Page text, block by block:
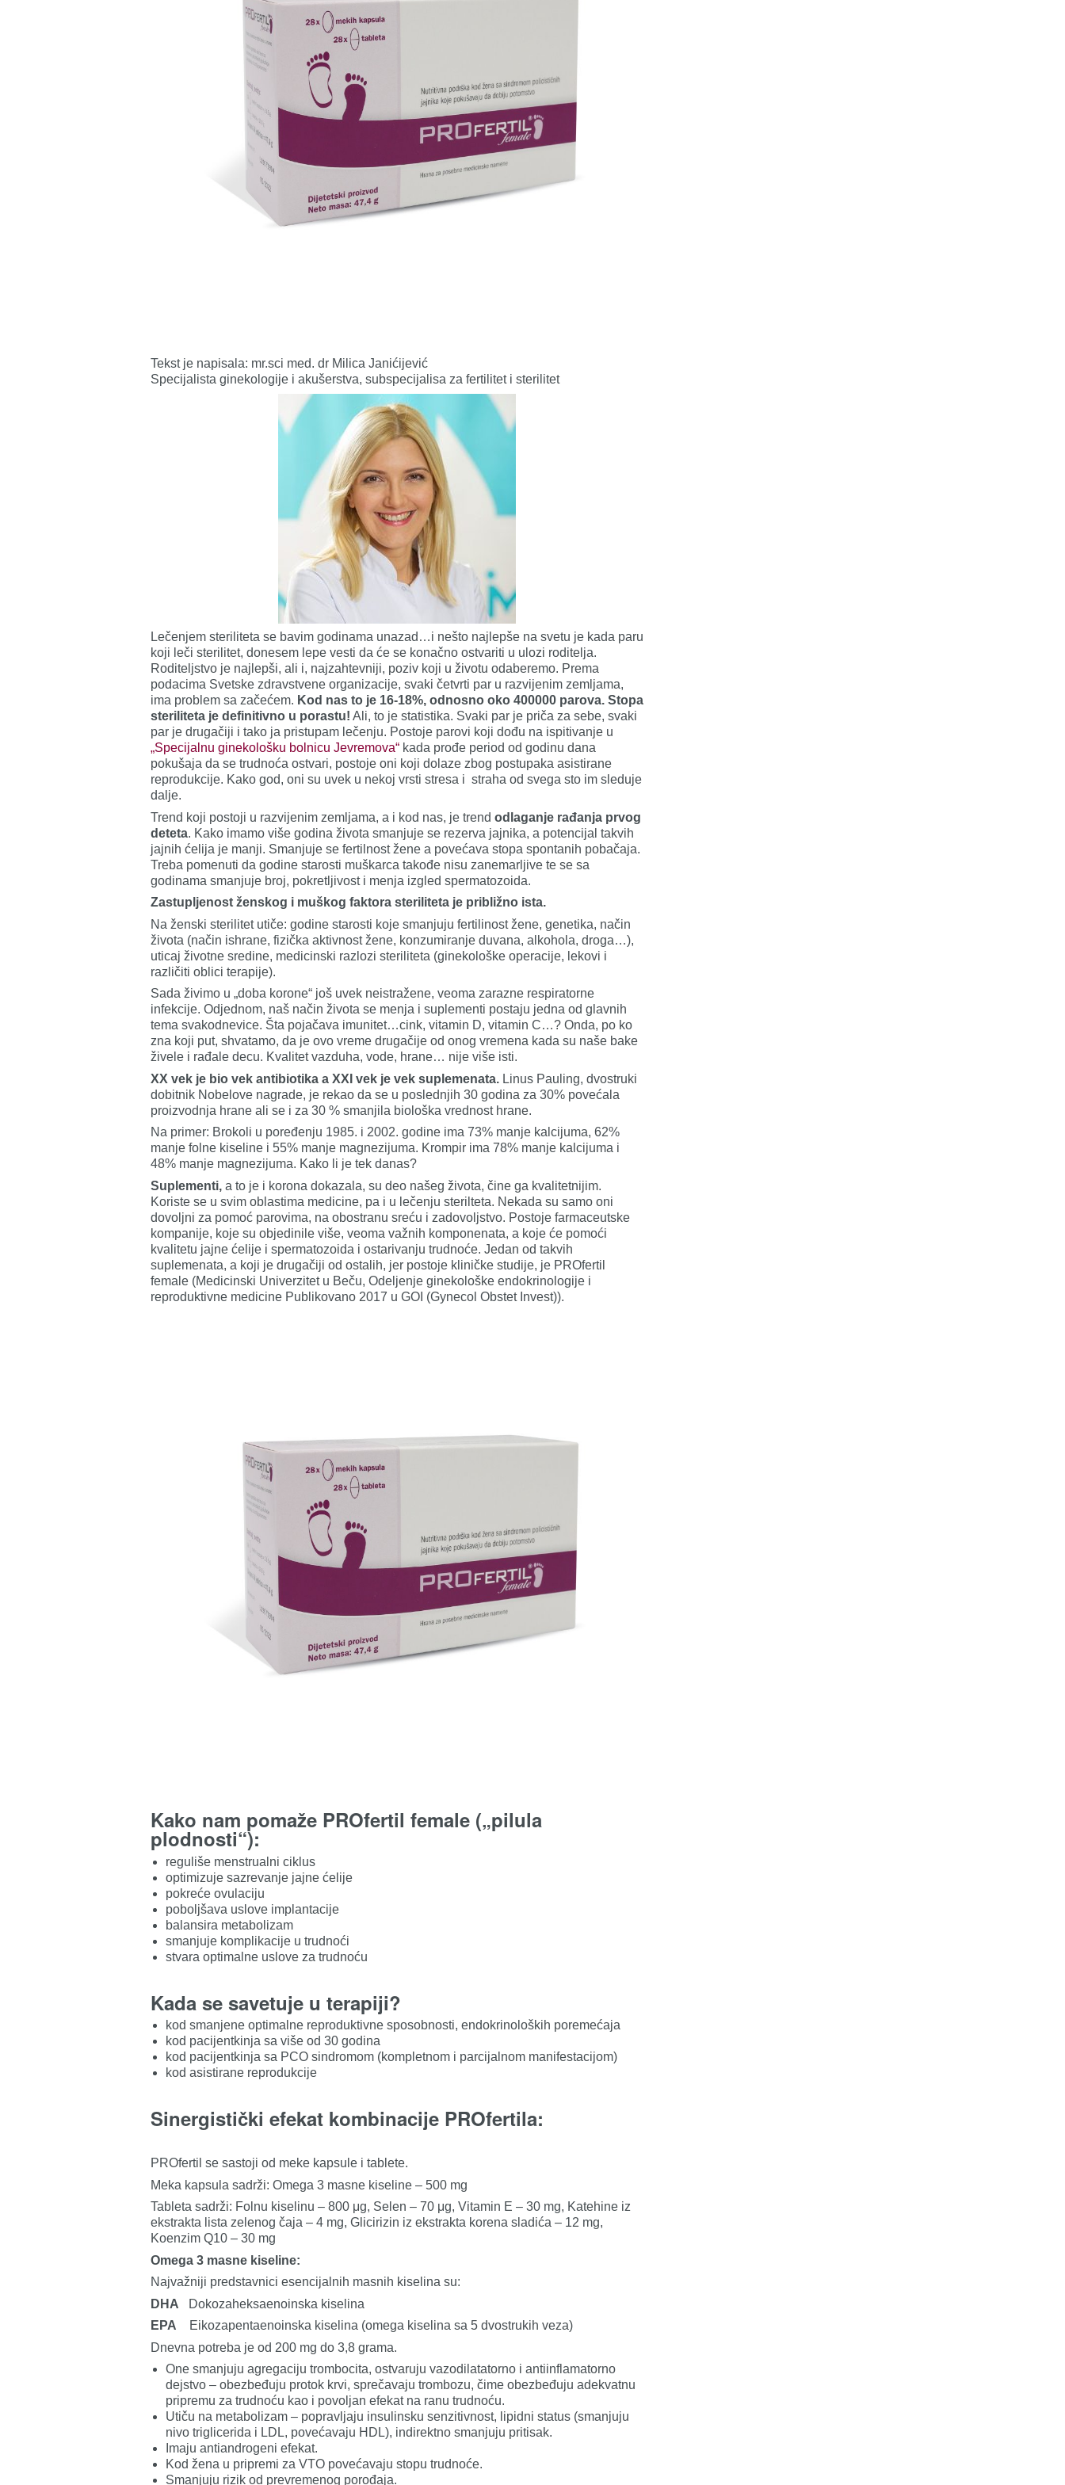
Tekst je napisala: mr.sci med. dr Milica Janićijević
Specijalista ginekologije i akušerstva, subspecijalisa za fertilitet i sterilitet
Lečenjem steriliteta se bavim godinama unazad…i nešto najlepše na svetu je kada paru
koji leči sterilitet, donesem lepe vesti da će se konačno ostvariti u ulozi roditelja.
Roditeljstvo je najlepši, ali i, najzahtevniji, poziv koji u životu odaberemo. Prema
podacima Svetske zdravstvene organizacije, svaki četvrti par u razvijenim zemljama,
ima problem sa začećem. Kod nas to je 16-18%, odnosno oko 400000 parova. Stopa
steriliteta je definitivno u porastu! Ali, to je statistika. Svaki par je priča za sebe, svaki
par je drugačiji i tako ja pristupam lečenju. Postoje parovi koji dođu na ispitivanje u
„Specijalnu ginekološku bolnicu Jevremova“ kada prođe period od godinu dana
pokušaja da se trudnoća ostvari, postoje oni koji dolaze zbog postupaka asistirane
reprodukcije. Kako god, oni su uvek u nekoj vrsti stresa i straha od svega sto im sleduje
dalje.
Trend koji postoji u razvijenim zemljama, a i kod nas, je trend odlaganje rađanja prvog
deteta. Kako imamo više godina života smanjuje se rezerva jajnika, a potencijal takvih
jajnih ćelija je manji. Smanjuje se fertilnost žene a povećava stopa spontanih pobačaja.
Treba pomenuti da godine starosti muškarca takođe nisu zanemarljive te se sa
godinama smanjuje broj, pokretljivost i menja izgled spermatozoida.
Zastupljenost ženskog i muškog faktora steriliteta je približno ista.
Na ženski sterilitet utiče: godine starosti koje smanjuju fertilinost žene, genetika, način
života (način ishrane, fizička aktivnost žene, konzumiranje duvana, alkohola, droga…),
uticaj životne sredine, medicinski razlozi steriliteta (ginekološke operacije, lekovi i
različiti oblici terapije).
Sada živimo u „doba korone“ još uvek neistražene, veoma zarazne respiratorne
infekcije. Odjednom, naš način života se menja i suplementi postaju jedna od glavnih
tema svakodnevice. Šta pojačava imunitet…cink, vitamin D, vitamin C…? Onda, po ko
zna koji put, shvatamo, da je ovo vreme drugačije od onog vremena kada su naše bake
živele i rađale decu. Kvalitet vazduha, vode, hrane… nije više isti.
XX vek je bio vek antibiotika a XXI vek je vek suplemenata. Linus Pauling, dvostruki
dobitnik Nobelove nagrade, je rekao da se u poslednjih 30 godina za 30% povećala
proizvodnja hrane ali se i za 30 % smanjila biološka vrednost hrane.
Na primer: Brokoli u poređenju 1985. i 2002. godine ima 73% manje kalcijuma, 62%
manje folne kiseline i 55% manje magnezijuma. Krompir ima 78% manje kalcijuma i
48% manje magnezijuma. Kako li je tek danas?
Suplementi, a to je i korona dokazala, su deo našeg života, čine ga kvalitetnijim.
Koriste se u svim oblastima medicine, pa i u lečenju sterilteta. Nekada su samo oni
dovoljni za pomoć parovima, na obostranu sreću i zadovoljstvo. Postoje farmaceutske
kompanije, koje su objedinile više, veoma važnih komponenata, a koje će pomoći
kvalitetu jajne ćelije i spermatozoida i ostarivanju trudnoće. Jedan od takvih
suplemenata, a koji je drugačiji od ostalih, jer postoje kliničke studije, je PROfertil
female (Medicinski Univerzitet u Beču, Odeljenje ginekološke endokrinologije i
reproduktivne medicine Publikovano 2017 u GOI (Gynecol Obstet Invest)).
Kako nam pomaže PROfertil female („pilula
plodnosti“):
reguliše menstrualni ciklus
optimizuje sazrevanje jajne ćelije
pokreće ovulaciju
poboljšava uslove implantacije
balansira metabolizam
smanjuje komplikacije u trudnoći
stvara optimalne uslove za trudnoću
Kada se savetuje u terapiji?
kod smanjene optimalne reproduktivne sposobnosti, endokrinoloških poremećaja
kod pacijentkinja sa više od 30 godina
kod pacijentkinja sa PCO sindromom (kompletnom i parcijalnom manifestacijom)
kod asistirane reprodukcije
Sinergistički efekat kombinacije PROfertila:
PROfertil se sastoji od meke kapsule i tablete.
Meka kapsula sadrži: Omega 3 masne kiseline – 500 mg
Tableta sadrži: Folnu kiselinu – 800 μg, Selen – 70 μg, Vitamin E – 30 mg, Katehine iz
ekstrakta lista zelenog čaja – 4 mg, Glicirizin iz ekstrakta korena sladića – 12 mg,
Koenzim Q10 – 30 mg
Omega 3 masne kiseline:
Najvažniji predstavnici esencijalnih masnih kiselina su:
DHA
Dokozaheksaenoinska kiselina
EPA
Eikozapentaenoinska kiselina (omega kiselina sa 5 dvostrukih veza)
Dnevna potreba je od 200 mg do 3,8 grama.
One smanjuju agregaciju trombocita, ostvaruju vazodilatatorno i antiinflamatorno
dejstvo – obezbeđuju protok krvi, sprečavaju trombozu, čime obezbeđuju adekvatnu
pripremu za trudnoću kao i povoljan efekat na ranu trudnoću.
Utiču na metabolizam – popravljaju insulinsku senzitivnost, lipidni status (smanjuju
nivo triglicerida i LDL, povećavaju HDL), indirektno smanjuju pritisak.
Imaju antiandrogeni efekat.
Kod žena u pripremi za VTO povećavaju stopu trudnoće.
Smanjuju rizik od prevremenog porođaja.